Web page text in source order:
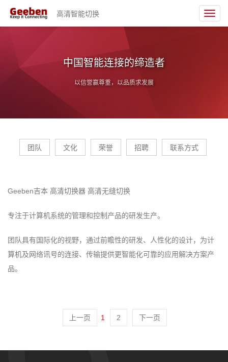
高清智能切换
中国智能连接的缔造者
以信誉赢尊重，以品质求发展
团队 文化 荣誉 招聘 联系方式
Geeben吉本 高清切换器 高清无缝切换
专注于计算机系统的管理和控制产品的研发生产。
团队具有国际化的视野，通过前瞻性的研发、人性化的设计，为计
算机及网络讯号的连接、传输提供更智能化可靠的应用解决方案产
品。
上一页 1 2 下一页